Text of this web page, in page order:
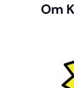
Om